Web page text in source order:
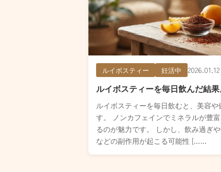
ルイボスティー 妊活中 2026.01.12
ルイボスティーを毎日飲んだ結
ルイボスティーを毎日飲むと、美容
す。 ノンカフェインでミネラルが豊
るのが魅力です。 しかし、飲み過ぎ
などの副作用が起こる可能性 […...